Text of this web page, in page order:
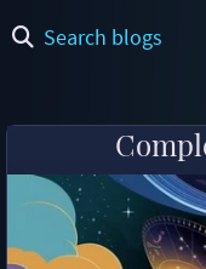
Search blogs